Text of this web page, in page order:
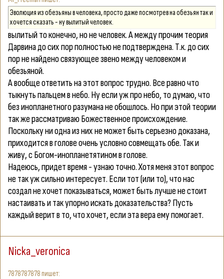
Эволюция из обезьяны в человека, просто даже посмотрев на обезьян так и
хочется сказать - ну вылитый человек.
вылитый то конечно, но не человек. А между прочим теория
Дарвина до сих пор полностью не подтверждена. Т.к. до сих
пор не найдено связующее звено между человеком и
обезьяной.
А вообще ответить на этот вопрос трудно. Все равно что
тыкнуть пальцем в небо. Ну если уж про небо, то думаю, что
без инопланетного разумана не обошлось. Но при этой теории
так же рассматриваю Божественное происхождение.
Поскольку ни одна из них не может быть серьезно доказана,
приходится в голове очень условно совмещать обе. Так и
живу, с Богом-инопланетятином в голове.
Надеюсь, придет время - узнаю точно. Хотя меня этот вопрос
не так уж сильно интересует. Если тот (или то), что нас
создал не хочет показываться, может быть лучше не стоит
настаивать и так упорно искать доказательства? Пусть
каждый верит в то, что хочет, если эта вера ему помогает.
Nicka_veronica
7878787878